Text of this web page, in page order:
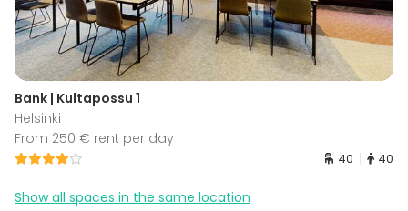
Bank | Kultapossu 1
Helsinki
From 250 € rent per day
40 40
Show all spaces in the same location